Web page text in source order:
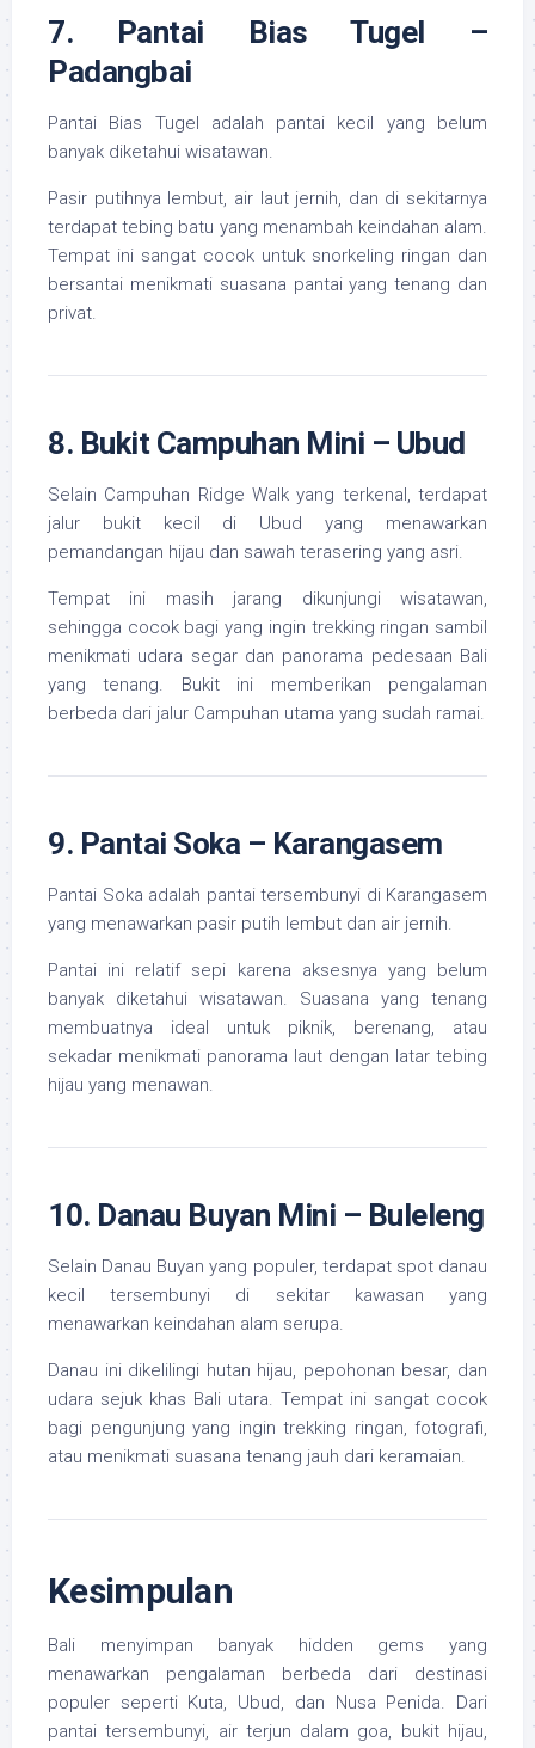
7. Pantai Bias Tugel –
Padangbai
Pantai Bias Tugel adalah pantai kecil yang belum
banyak diketahui wisatawan.
Pasir putihnya lembut, air laut jernih, dan di sekitarnya
terdapat tebing batu yang menambah keindahan alam.
Tempat ini sangat cocok untuk snorkeling ringan dan
bersantai menikmati suasana pantai yang tenang dan
privat.
8. Bukit Campuhan Mini – Ubud
Selain Campuhan Ridge Walk yang terkenal, terdapat
jalur bukit kecil di Ubud yang menawarkan
pemandangan hijau dan sawah terasering yang asri.
Tempat ini masih jarang dikunjungi wisatawan,
sehingga cocok bagi yang ingin trekking ringan sambil
menikmati udara segar dan panorama pedesaan Bali
yang tenang. Bukit ini memberikan pengalaman
berbeda dari jalur Campuhan utama yang sudah ramai.
9. Pantai Soka – Karangasem
Pantai Soka adalah pantai tersembunyi di Karangasem
yang menawarkan pasir putih lembut dan air jernih.
Pantai ini relatif sepi karena aksesnya yang belum
banyak diketahui wisatawan. Suasana yang tenang
membuatnya ideal untuk piknik, berenang, atau
sekadar menikmati panorama laut dengan latar tebing
hijau yang menawan.
10. Danau Buyan Mini – Buleleng
Selain Danau Buyan yang populer, terdapat spot danau
kecil tersembunyi di sekitar kawasan yang
menawarkan keindahan alam serupa.
Danau ini dikelilingi hutan hijau, pepohonan besar, dan
udara sejuk khas Bali utara. Tempat ini sangat cocok
bagi pengunjung yang ingin trekking ringan, fotografi,
atau menikmati suasana tenang jauh dari keramaian.
Kesimpulan
Bali menyimpan banyak hidden gems yang
menawarkan pengalaman berbeda dari destinasi
populer seperti Kuta, Ubud, dan Nusa Penida. Dari
pantai tersembunyi, air terjun dalam goa, bukit hijau,